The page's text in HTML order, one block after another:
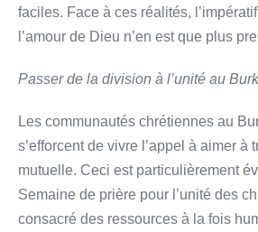
faciles. Face à ces réalités,
l’amour de Dieu n’en est que plus
Passer de la division à l’unité au
Les communautés chrétiennes au
s’efforcent de vivre l’appel à aimer à
mutuelle. Ceci est particulièrement
Semaine de prière pour l’unité des
consacré des ressources à la fois